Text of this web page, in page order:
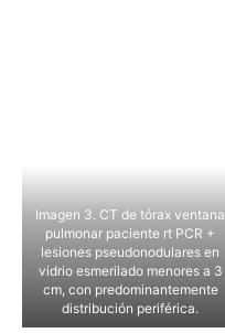
Imagen 3. CT de tórax ventana
pulmonar paciente rt PCR +
lesiones pseudonodulares en
vidrio esmerilado menores a 3
cm, con predominantemente
distribución periférica.